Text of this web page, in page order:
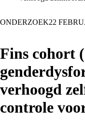
ONDERZOEK22
Fins cohort
verhoogd
controle